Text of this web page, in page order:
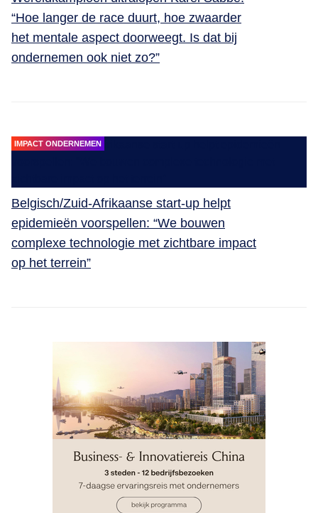
“Hoe langer de race duurt, hoe zwaarder
het mentale aspect doorweegt. Is dat bij
ondernemen ook niet zo?”
IMPACT ONDERNEMEN
Belgisch/Zuid-Afrikaanse start-up helpt
epidemieën voorspellen: “We bouwen
complexe technologie met zichtbare impact
op het terrein”